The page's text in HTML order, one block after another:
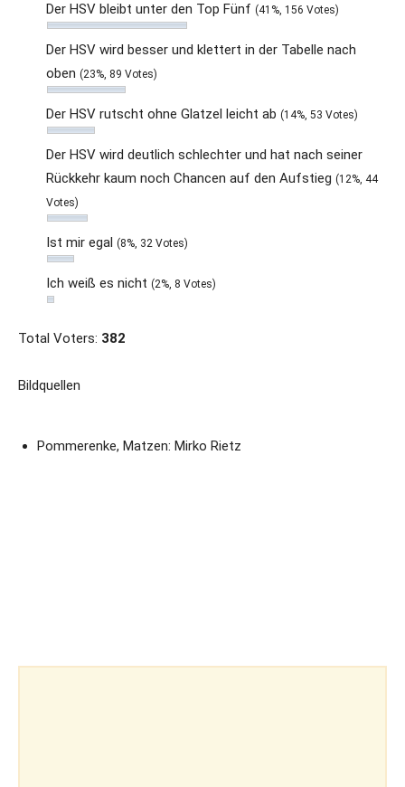
Der HSV bleibt unter den Top Fünf (41%, 156 Votes)
Der HSV wird besser und klettert in der Tabelle nach
oben (23%, 89 Votes)
Der HSV rutscht ohne Glatzel leicht ab (14%, 53 Votes)
Der HSV wird deutlich schlechter und hat nach seiner
Rückkehr kaum noch Chancen auf den Aufstieg (12%, 44
Votes)
Ist mir egal (8%, 32 Votes)
Ich weiß es nicht (2%, 8 Votes)
Total Voters: 382
Bildquellen
Pommerenke, Matzen: Mirko Rietz